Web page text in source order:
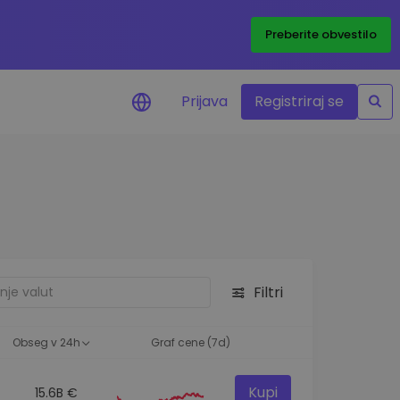
Preberite obvestilo
Prijava Registriraj se
Filtri
Obseg v 24h Graf cene (7d)
15.6B € Kupi